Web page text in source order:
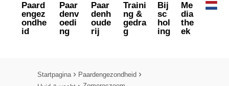
Paard
engez
ondhe
id
Paar
denv
oedi
ng
Paar
denh
oude
rij
Traini
ng &
gedra
g
Bij
sc
hol
ing
Me
dia
the
ek
Startpagina
Paardengezondheid